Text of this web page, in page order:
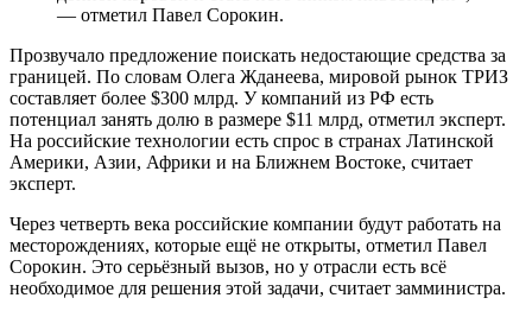
— отметил Павел Сорокин.
Прозвучало предложение поискать недостающие средства за
границей. По словам Олега Жданеева, мировой рынок ТРИЗ
составляет более $300 млрд. У компаний из РФ есть
потенциал занять долю в размере $11 млрд, отметил эксперт.
На российские технологии есть спрос в странах Латинской
Америки, Азии, Африки и на Ближнем Востоке, считает
эксперт.
Через четверть века российские компании будут работать на
месторождениях, которые ещё не открыты, отметил Павел
Сорокин. Это серьёзный вызов, но у отрасли есть всё
необходимое для решения этой задачи, считает замминистра.